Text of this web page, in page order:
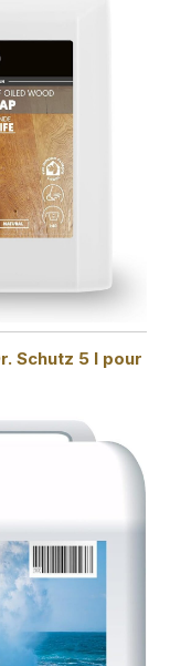
Schutz 5 l pour